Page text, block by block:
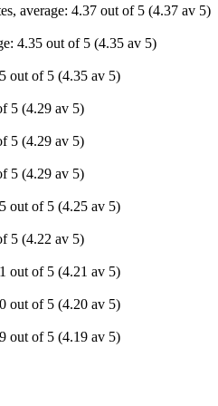
(4.37 av 5)
(4.35 av 5)
(4.35 av 5)
(4.29 av 5)
(4.29 av 5)
(4.29 av 5)
(4.25 av 5)
(4.22 av 5)
(4.21 av 5)
(4.20 av 5)
(4.19 av 5)